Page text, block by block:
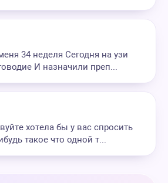
34 неделя Сегодня на узи
И назначили преп...
хотела бы у вас спросить
такое что одной т...